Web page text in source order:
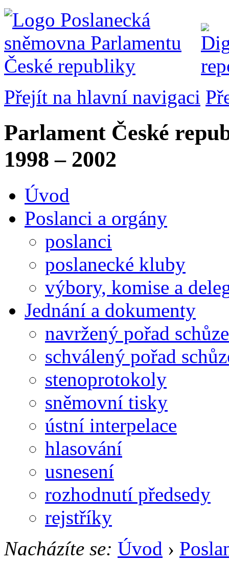
Přejít na hlavní navigaci
Parlament České
1998 – 2002
Úvod
Poslanci a orgány
poslanci
poslanecké kluby
výbory, komise a
Jednání a dokumenty
navržený pořad schůze
schválený pořad
stenoprotokoly
sněmovní tisky
ústní interpelace
hlasování
usnesení
rozhodnutí předsedy
rejstříky
Nacházíte se: Úvod ›